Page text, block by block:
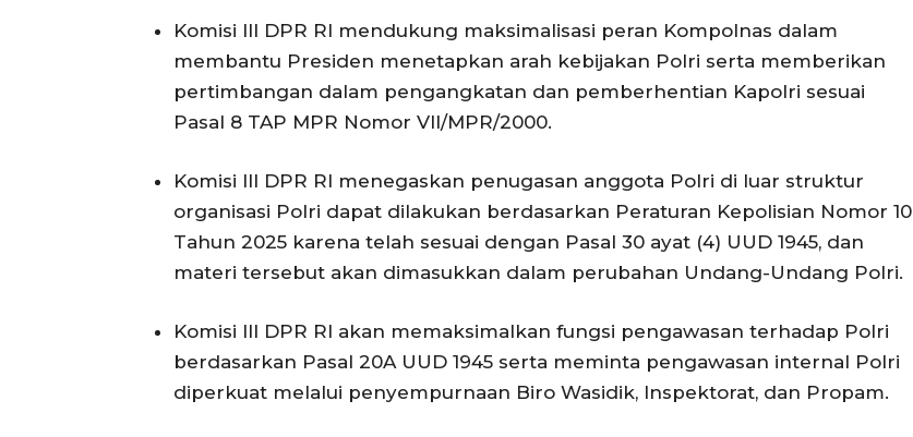
Komisi III DPR RI mendukung maksimalisasi peran Kompolnas dalam
membantu Presiden menetapkan arah kebijakan Polri serta memberikan
pertimbangan dalam pengangkatan dan pemberhentian Kapolri sesuai
Pasal 8 TAP MPR Nomor VII/MPR/2000.
Komisi III DPR RI menegaskan penugasan anggota Polri di luar struktur
organisasi Polri dapat dilakukan berdasarkan Peraturan Kepolisian Nomor 10
Tahun 2025 karena telah sesuai dengan Pasal 30 ayat (4) UUD 1945, dan
materi tersebut akan dimasukkan dalam perubahan Undang-Undang Polri.
Komisi III DPR RI akan memaksimalkan fungsi pengawasan terhadap Polri
berdasarkan Pasal 20A UUD 1945 serta meminta pengawasan internal Polri
diperkuat melalui penyempurnaan Biro Wasidik, Inspektorat, dan Propam.